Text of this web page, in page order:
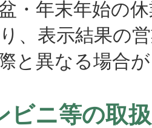
・年末年始の
、表示結果の
異なる場合が
ビニ等の取